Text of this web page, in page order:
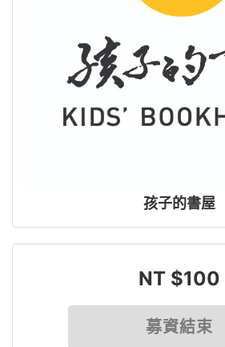
孩子的書屋
NT $100
募資結束